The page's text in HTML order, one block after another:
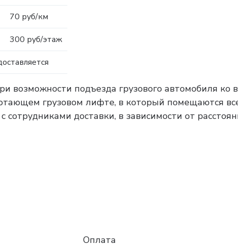
70 руб/км
300 руб/этаж
возможности подъезда грузового автомобиля ко
грузовом лифте, в который помещаются
сотрудниками доставки, в зависимости от
Оплата